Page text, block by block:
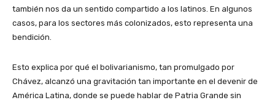
también nos da un sentido compartido a los latinos. En algunos
casos, para los sectores más colonizados, esto representa una
bendición.
Esto explica por qué el bolivarianismo, tan promulgado por
Chávez, alcanzó una gravitación tan importante en el devenir de
América Latina, donde se puede hablar de Patria Grande sin